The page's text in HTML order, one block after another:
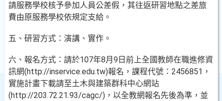
請服務學校核予參加人員公差假，其往返研習地點之差旅
費由原服務學校依規定支給。
五、研習方式：演講、實作。
六、報名方式：請於107年8月9日前上全國教師在職進修資
訊網(http://inservice.edu.tw)報名，課程代號：2456851，
實施計畫下載請至土木與建築群科中心網站
(http://203.72.21.93/cagc/)，以全教網報名先後為準，並